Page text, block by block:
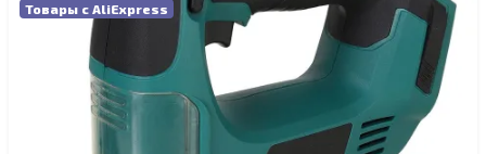
Товары с AliExpress